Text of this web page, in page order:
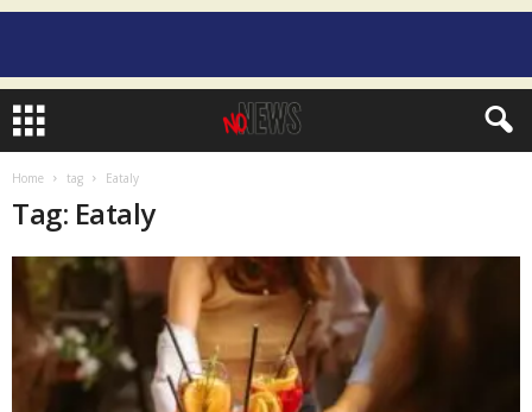
Home tag Eataly
Tag: Eataly